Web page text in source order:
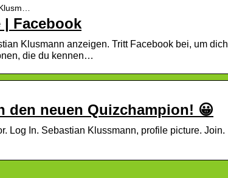
Facebook
Klusmann anzeigen. Tritt Facebook bei, um dich
die du kennen…
den neuen Quizchampion! 😀
Log In. Sebastian Klussmann, profile picture. Join.